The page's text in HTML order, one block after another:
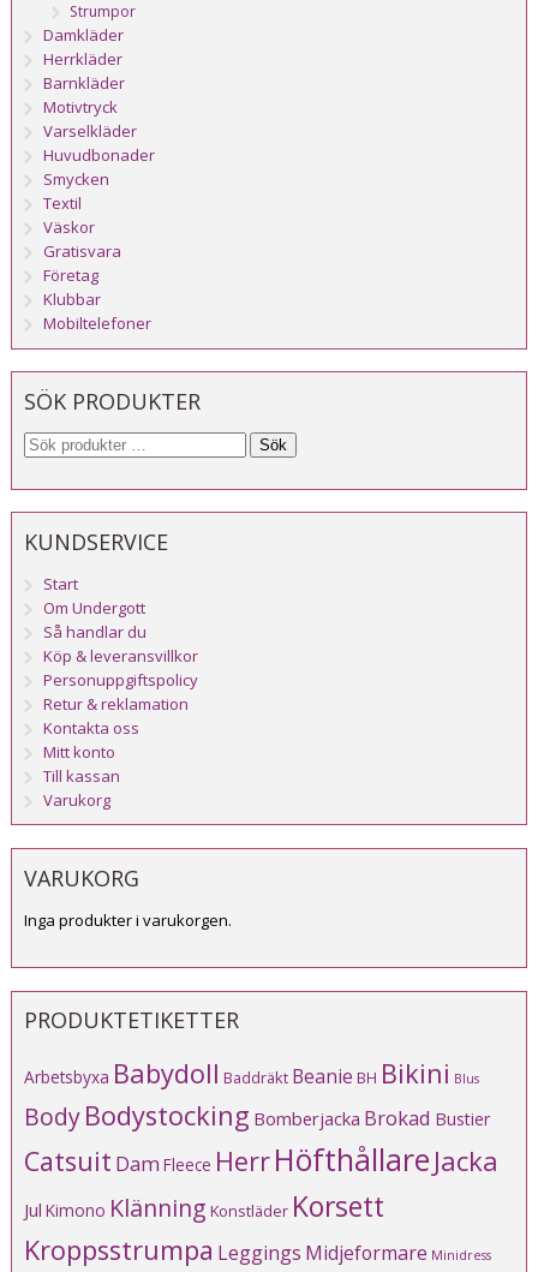
Strumpor
Damkläder
Herrkläder
Barnkläder
Motivtryck
Varselkläder
Huvudbonader
Smycken
Textil
Väskor
Gratisvara
Företag
Klubbar
Mobiltelefoner
SÖK PRODUKTER
Sök
KUNDSERVICE
Start
Om Undergott
Så handlar du
Köp & leveransvillkor
Personuppgiftspolicy
Retur & reklamation
Kontakta oss
Mitt konto
Till kassan
Varukorg
VARUKORG
Inga produkter i varukorgen.
PRODUKTETIKETTER
Arbetsbyxa Babydoll Baddräkt Beanie BH Bikini Blus
BodyBodystocking Bomberjacka Brokad Bustier
Catsuit Dam Fleece HerrHöfthållare Jacka
Jul Kimono Klänning Konstläder Korsett
Kroppsstrumpa Leggings Midjeformare Minidress